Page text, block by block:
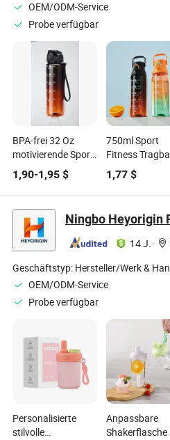
OEM/ODM-Service
Probe verfügbar
BPA-frei 32 Oz
motivierende Sport-
Wasserflasche für
Fitness
1,90-1,95 $
750ml Sport
Fitness
Plastik
Griff
1,77$
14 J. ·
Geschäftstyp: Hersteller/Werk &
OEM/ODM-Service
Probe verfügbar
Personalisierte
stilvolle
Anpassbare
Shakerflasche